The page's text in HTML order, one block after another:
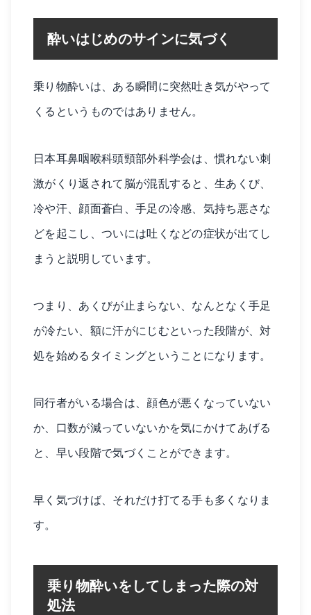
酔いはじめのサインに気づく
乗り物酔いは、ある瞬間に突然吐き気がやって
くるというものではありません。
日本耳鼻咽喉科頭頸部外科学会は、慣れない刺
激がくり返されて脳が混乱すると、生あくび、
冷や汗、顔面蒼白、手足の冷感、気持ち悪さな
どを起こし、ついには吐くなどの症状が出てし
まうと説明しています。
つまり、あくびが止まらない、なんとなく手足
が冷たい、額に汗がにじむといった段階が、対
処を始めるタイミングということになります。
同行者がいる場合は、顔色が悪くなっていない
か、口数が減っていないかを気にかけてあげる
と、早い段階で気づくことができます。
早く気づけば、それだけ打てる手も多くなりま
す。
乗り物酔いをしてしまった際の対
処法